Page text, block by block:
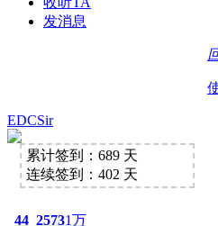
发消息
EDCSir
累计签到：689 天
连续签到：402 天
44 25731万